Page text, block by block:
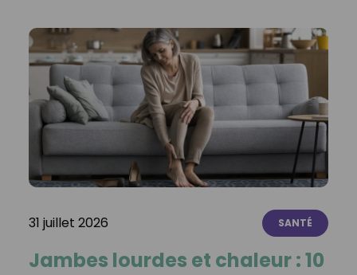
31 juillet 2026 SANTÉ
Jambes lourdes et chaleur : 10